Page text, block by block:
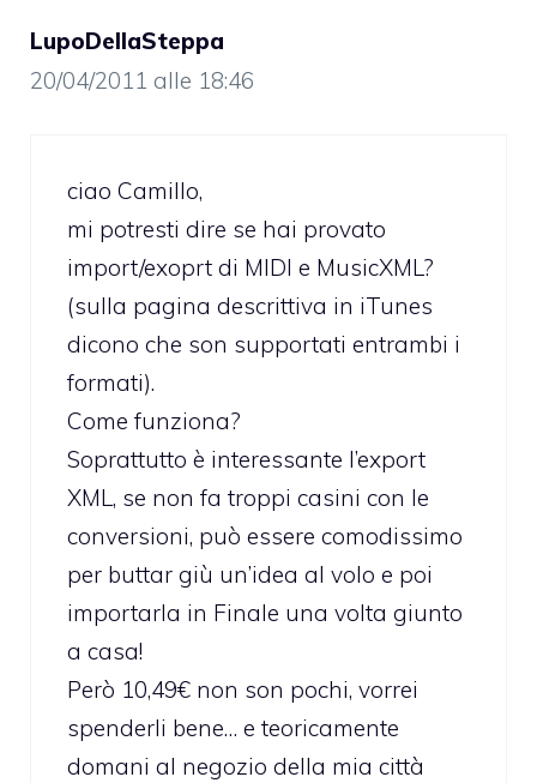
LupoDellaSteppa
20/04/2011 alle 18:46
ciao Camillo,
mi potresti dire se hai provato
import/exoprt di MIDI e MusicXML?
(sulla pagina descrittiva in iTunes
dicono che son supportati entrambi i
formati).
Come funziona?
Soprattutto è interessante l’export
XML, se non fa troppi casini con le
conversioni, può essere comodissimo
per buttar giù un’idea al volo e poi
importarla in Finale una volta giunto
a casa!
Però 10,49€ non son pochi, vorrei
spenderli bene… e teoricamente
domani al negozio della mia città